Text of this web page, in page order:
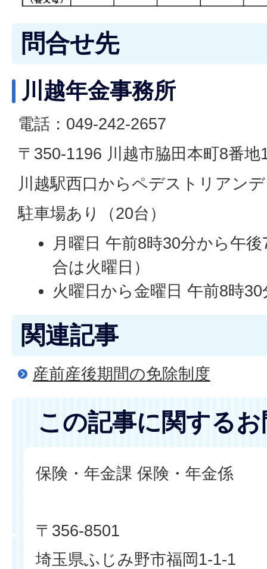
問合せ先
川越年金事務所
電話：049-242-2657
〒350-1196 川越市脇田本町8番
川越駅西口からペデストリアン
駐車場あり（20台）
月曜日 午前8時30分から午
合は火曜日）
火曜日から金曜日 午前8時
関連記事
産前産後期間の免除制度
この記事に関する
保険・年金課 保険・年金係
〒356-8501
埼玉県ふじみ野市福岡1-1-1